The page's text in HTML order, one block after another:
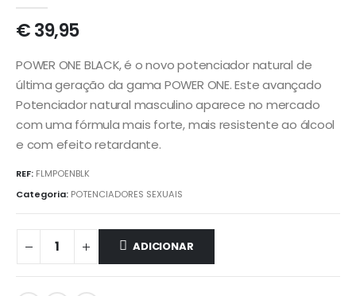
€39,95
POWER ONE BLACK, é o novo potenciador natural de
última geração da gama POWER ONE. Este avançado
Potenciador natural masculino aparece no mercado
com uma fórmula mais forte, mais resistente ao álcool
e com efeito retardante.
REF: FLMPOENBLK
Categoria: POTENCIADORES SEXUAIS
ADICIONAR